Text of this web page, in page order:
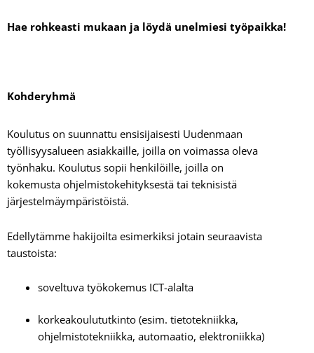
Hae rohkeasti mukaan ja löydä unelmiesi työpaikka!
Kohderyhmä
Koulutus on suunnattu ensisijaisesti Uudenmaan
työllisyysalueen asiakkaille, joilla on voimassa oleva
työnhaku. Koulutus sopii henkilöille, joilla on
kokemusta ohjelmistokehityksestä tai teknisistä
järjestelmäympäristöistä.
Edellytämme hakijoilta esimerkiksi jotain seuraavista
taustoista:
soveltuva työkokemus ICT-alalta
korkeakoulututkinto (esim. tietotekniikka,
ohjelmistotekniikka, automaatio, elektroniikka)